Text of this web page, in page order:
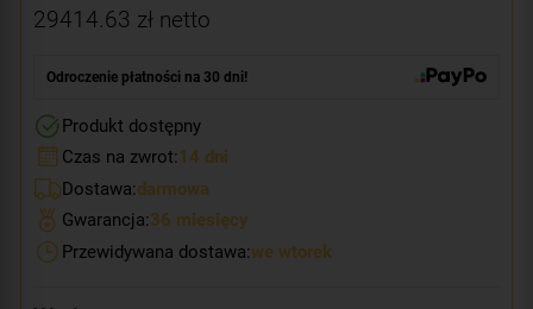
29414.63 zł netto
Odroczenie płatności na 30 dni!
Produkt dostępny
Czas na zwrot:14 dni
Dostawa:darmowa
Gwarancja:36 miesięcy
Przewidywana dostawa:we wtorek